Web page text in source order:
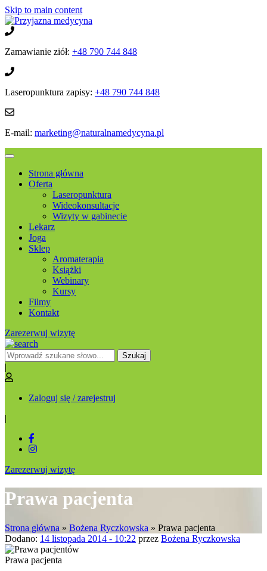
Skip to main content
Zamawianie ziół: +48 790 744 848
Laseropunktura zapisy: +48 790 744 848
E-mail: marketing@naturalnamedycyna.pl
Strona główna
Oferta
Laseropunktura
Wideokonsultacje
Wizyty w gabinecie
Lekarz
Joga
Sklep
Aromaterapia
Książki
Webinary
Kursy
Filmy
Kontakt
Zarezerwuj wizytę
Szukaj
|
Zaloguj się / zarejestruj
|
Zarezerwuj wizytę
Prawa pacjenta
Strona główna » Bożena Ryczkowska » Prawa pacjenta
Dodano: 14 listopada 2014 - 10:22 przez Bożena Ryczkowska
Prawa pacjenta